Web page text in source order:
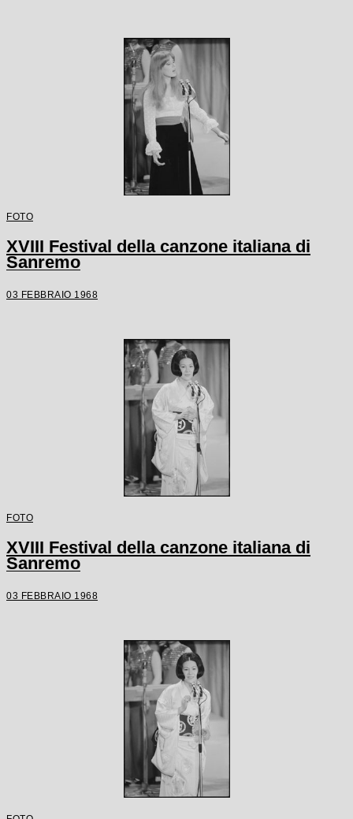
FOTO
XVIII Festival della canzone italiana di
Sanremo
03 FEBBRAIO 1968
FOTO
XVIII Festival della canzone italiana di
Sanremo
03 FEBBRAIO 1968